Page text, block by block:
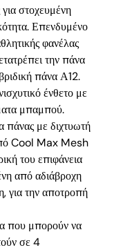
στοχευμένη
Επενδυμένο
φανέλας
την πάνα
πάνα Α12.
ένθετο με
μπαμπού.
με διχτυωτή
Cool Max Mesh
του επιφάνεια
από αδιάβροχη
για την αποτροπή
που μπορούν να
σε 4